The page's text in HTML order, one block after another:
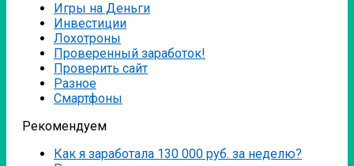
Игры на Деньги
Инвестиции
Лохотроны
Проверенный заработок!
Проверить сайт
Разное
Смартфоны
Рекомендуем
Как я заработала 130 000 руб. за неделю?